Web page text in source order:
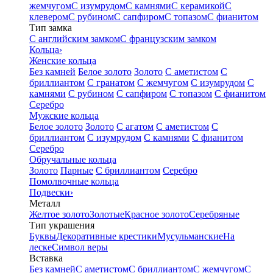
жемчугомС изумрудомС камнямиС керамикойС
клеверомС рубиномС сапфиромС топазомС фианитом
Тип замка
С английским замкомС французским замком
Кольца›
Женские кольца
Без камней Белое золото Золото С аметистом С
бриллиантом С гранатом С жемчугом С изумрудом С
камнями С рубином С сапфиром С топазом С фианитом
Серебро
Мужские кольца
Белое золото Золото С агатом С аметистом С
бриллиантом С изумрудом С камнями С фианитом
Серебро
Обручальные кольца
Золото Парные С бриллиантом Серебро
Помолвочные кольца
Подвески›
Металл
Желтое золотоЗолотыеКрасное золотоСеребряные
Тип украшения
БуквыДекоративные крестикиМусульманскиеНа
лескеСимвол веры
Вставка
Без камнейС аметистомС бриллиантомС жемчугомС